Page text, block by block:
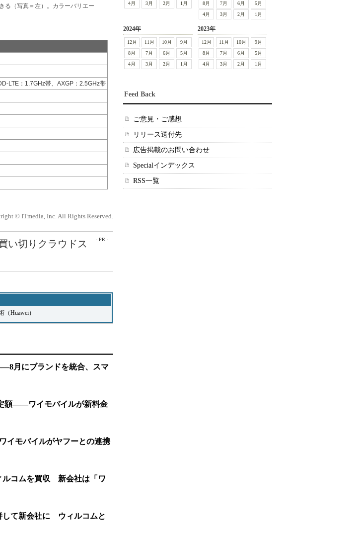
る（写真＝左）。カラーバリエー
LTE：1.7GHz帯、AXGP：2.5GHz帯
© ITmedia, Inc. All Rights Reserved.
- PR -
い切りクラウドス
（Huawei）
月にブランドを統合、スマ
額――ワイモバイルが新料金
イモバイルがヤフーとの連携
ルコムを買収 新会社は「ワ
して新会社に ウィルコムと
4月
3月 2月 1月
8月
7月 6月
5月
4月
3月 2月 1月
2024年
12月 11月 10月
9月
8月
7月 6月
5月
4月
3月 2月 1月
2023年
12月 11月 10月
9月
8月
7月 6月
5月
4月
3月 2月 1月
Feed Back
ご意見・ご感想
リリース送付先
広告掲載のお問い合わせ
Specialインデックス
RSS一覧